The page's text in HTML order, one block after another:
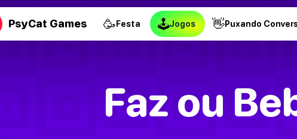
PsyCat Games 🥳Festa 🕹Jogos 👋Puxando
Faz ou